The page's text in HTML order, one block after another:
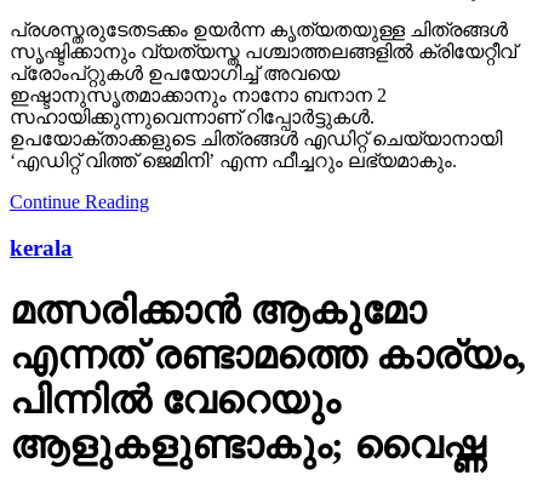
പ്രശസ്തരുടേതടക്കം ഉയര്‍ന്ന കൃത്യതയുള്ള ചിത്രങ്ങള്‍
സൃഷ്ടിക്കാനും വ്യത്യസ്ത പശ്ചാത്തലങ്ങളില്‍ ക്രിയേറ്റീവ്
പ്രോംപ്റ്റുകള്‍ ഉപയോഗിച്ച് അവയെ
ഇഷ്ടാനുസൃതമാക്കാനും നാനോ ബനാന 2
സഹായിക്കുന്നുവെന്നാണ് റിപ്പോര്‍ട്ടുകള്‍.
ഉപയോക്താക്കളുടെ ചിത്രങ്ങള്‍ എഡിറ്റ് ചെയ്യാനായി
‘എഡിറ്റ് വിത്ത് ജെമിനി’ എന്ന ഫീച്ചറും ലഭ്യമാകും.
Continue Reading
kerala
മത്സരിക്കാന്‍ ആകുമോ
എന്നത് രണ്ടാമത്തെ കാര്യം,
പിന്നില്‍ വേറെയും
ആളുകളുണ്ടാകും; വൈഷ്ണ